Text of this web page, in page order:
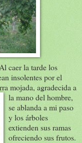
caer la tarde los
insolentes por el
mojada, agradecida a
la mano del hombre,
se ablanda a mi paso
y los árboles
extienden sus ramas
ofreciendo sus frutos.